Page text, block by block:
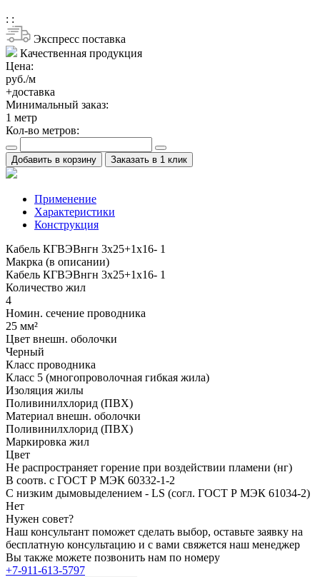
: :
Экспресс поставка
Качественная продукция
Цена:
руб./м
+доставка
Минимальный заказ:
1 метр
Кол-во метров:
Добавить в корзину Заказать в 1 клик
Применение
Характеристики
Конструкция
Кабель КГВЭВнгн 3х25+1х16- 1
Макрка (в описании)
Кабель КГВЭВнгн 3х25+1х16- 1
Количество жил
4
Номин. сечение проводника
25 мм²
Цвет внешн. оболочки
Черный
Класс проводника
Класс 5 (многопроволочная гибкая жила)
Изоляция жилы
Поливинилхлорид (ПВХ)
Материал внешн. оболочки
Поливинилхлорид (ПВХ)
Маркировка жил
Цвет
Не распространяет горение при воздействии пламени (нг)
В соотв. с ГОСТ Р МЭК 60332-1-2
С низким дымовыделением - LS (согл. ГОСТ Р МЭК 61034-2)
Нет
Нужен совет?
Наш консультант поможет сделать выбор, оставьте заявку на
бесплатную консультацию и с вами свяжется наш менеджер
Вы также можете позвонить нам по номеру
+7-911-613-5797